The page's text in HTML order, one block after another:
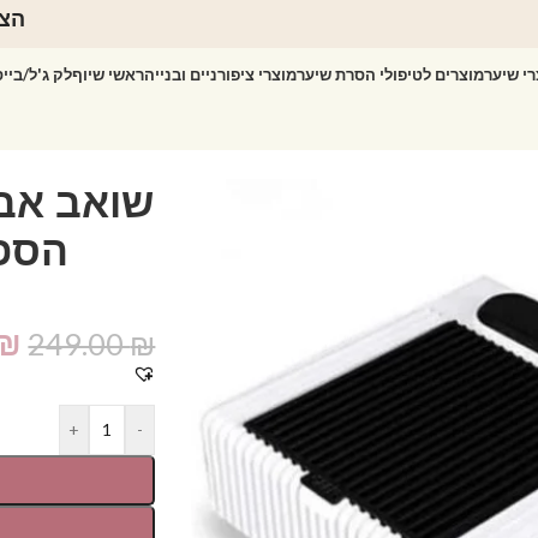
שיערמוצרים לטיפולי הסרת שיערמוצרי ציפורניים ובנייהראשי שיוףלק ג'ל/
249.00₪
-
+